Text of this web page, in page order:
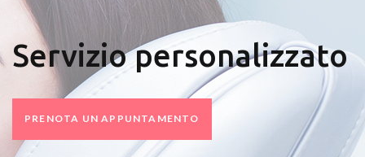
Servizio personalizzato
PRENOTA UN APPUNTAMENTO